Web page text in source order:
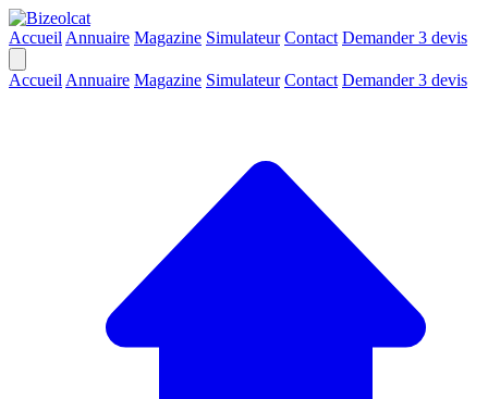
Accueil Annuaire Magazine Simulateur Contact Demander 3 devis
Accueil Annuaire Magazine Simulateur Contact Demander 3 devis